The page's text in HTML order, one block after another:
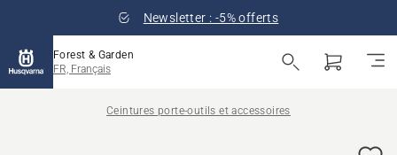
Newsletter : -5% offerts
Forest & Garden
FR, Français
Ceintures porte-outils et accessoires